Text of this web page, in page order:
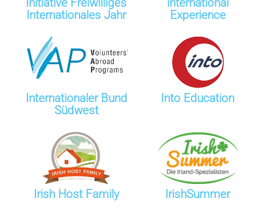
Initiative Freiwilliges
Internationales Jahr
international
Experience
Internationaler Bund
Südwest
Into Education
Irish Host Family IrishSummer